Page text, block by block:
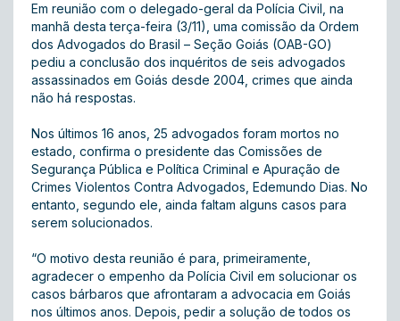
Em reunião com o delegado-geral da Polícia Civil, na
manhã desta terça-feira (3/11), uma comissão da Ordem
dos Advogados do Brasil – Seção Goiás (OAB-GO)
pediu a conclusão dos inquéritos de seis advogados
assassinados em Goiás desde 2004, crimes que ainda
não há respostas.
Nos últimos 16 anos, 25 advogados foram mortos no
estado, confirma o presidente das Comissões de
Segurança Pública e Política Criminal e Apuração de
Crimes Violentos Contra Advogados, Edemundo Dias. No
entanto, segundo ele, ainda faltam alguns casos para
serem solucionados.
“O motivo desta reunião é para, primeiramente,
agradecer o empenho da Polícia Civil em solucionar os
casos bárbaros que afrontaram a advocacia em Goiás
nos últimos anos. Depois, pedir a solução de todos os